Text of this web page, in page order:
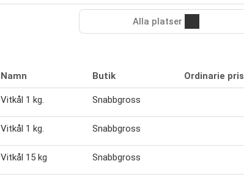
Alla platser
Namn Butik Ordinarie pris
Vitkål 1 kg. Snabbgross
Vitkål 1 kg. Snabbgross
Vitkål 15 kg Snabbgross